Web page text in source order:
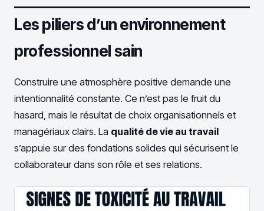
Les piliers d’un environnement
professionnel sain
Construire une atmosphère positive demande une
intentionnalité constante. Ce n’est pas le fruit du
hasard, mais le résultat de choix organisationnels et
managériaux clairs. La qualité de vie au travail
s’appuie sur des fondations solides qui sécurisent le
collaborateur dans son rôle et ses relations.